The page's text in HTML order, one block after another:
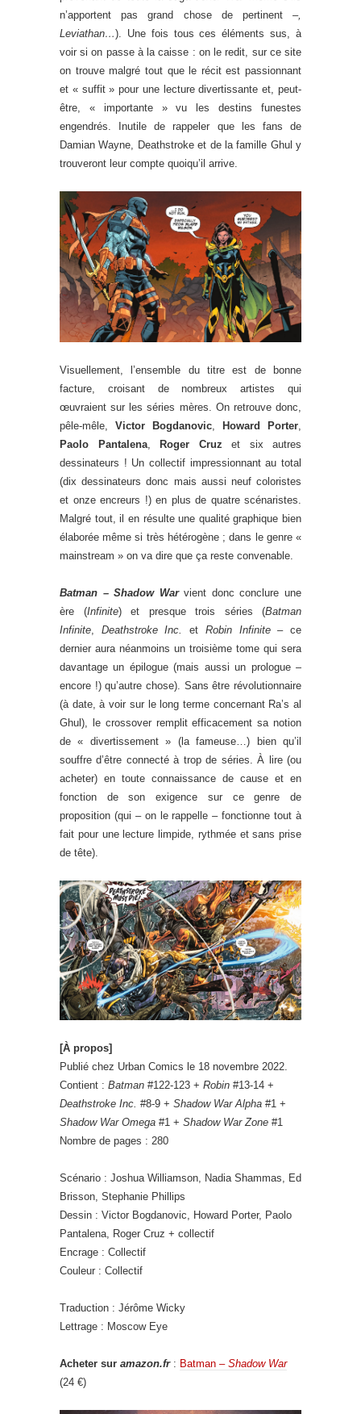
n’apportent pas grand chose de pertinent –,
Leviathan…). Une fois tous ces éléments sus, à
voir si on passe à la caisse : on le redit, sur ce site
on trouve malgré tout que le récit est passionnant
et « suffit » pour une lecture divertissante et, peut-
être, « importante » vu les destins funestes
engendrés. Inutile de rappeler que les fans de
Damian Wayne, Deathstroke et de la famille Ghul y
trouveront leur compte quoiqu’il arrive.
Visuellement, l’ensemble du titre est de bonne
facture, croisant de nombreux artistes qui
œuvraient sur les séries mères. On retrouve donc,
pêle-mêle, Victor Bogdanovic, Howard Porter,
Paolo Pantalena, Roger Cruz et six autres
dessinateurs ! Un collectif impressionnant au total
(dix dessinateurs donc mais aussi neuf coloristes
et onze encreurs !) en plus de quatre scénaristes.
Malgré tout, il en résulte une qualité graphique bien
élaborée même si très hétérogène ; dans le genre «
mainstream » on va dire que ça reste convenable.
Batman – Shadow Warvient donc conclure une
ère (Infinite) et presque trois séries (Batman
Infinite, Deathstroke Inc. et Robin Infinite– ce
dernier aura néanmoins un troisième tome qui sera
davantage un épilogue (mais aussi un prologue –
encore !) qu’autre chose). Sans être révolutionnaire
(à date, à voir sur le long terme concernant Ra’s al
Ghul), le crossover remplit efficacement sa notion
de « divertissement » (la fameuse…) bien qu’il
souffre d’être connecté à trop de séries. À lire (ou
acheter) en toute connaissance de cause et en
fonction de son exigence sur ce genre de
proposition (qui – on le rappelle – fonctionne tout à
fait pour une lecture limpide, rythmée et sans prise
de tête).
[À propos]
Publié chez Urban Comics le 18 novembre 2022.
Contient : Batman #122-123 + Robin #13-14 +
Deathstroke Inc. #8-9 + Shadow War Alpha #1 +
Shadow War Omega #1 + Shadow War Zone #1
Nombre de pages : 280
Scénario : Joshua Williamson, Nadia Shammas, Ed
Brisson, Stephanie Phillips
Dessin : Victor Bogdanovic, Howard Porter, Paolo
Pantalena, Roger Cruz + collectif
Encrage : Collectif
Couleur : Collectif
Traduction : Jérôme Wicky
Lettrage : Moscow Eye
Acheter sur amazon.fr: Batman – Shadow War
(24 €)